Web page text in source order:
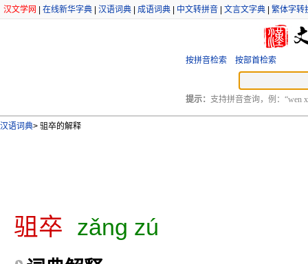
汉文学网 在线新华字典 汉语词典 成语词典 中文转拼音 文言文字典 繁体字转
按拼音检索 按部首检索
提示： 支持拼音查询，例：“wen
汉语词典> 驵卒的解释
驵卒 zǎng zú